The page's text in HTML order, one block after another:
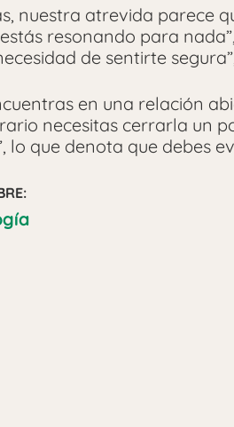
nuestra atrevida parece
estás resonando para
de sentirte
en una relación
necesitas cerrarla un
lo que denota que debes